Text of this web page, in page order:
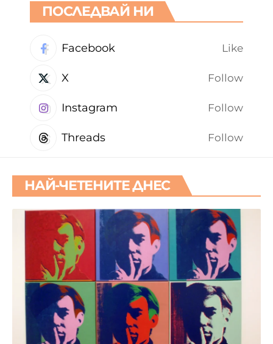
ПОСЛЕДВАЙ НИ
Facebook Like
X Follow
Instagram Follow
Threads Follow
НАЙ-ЧЕТЕНИТЕ ДНЕС